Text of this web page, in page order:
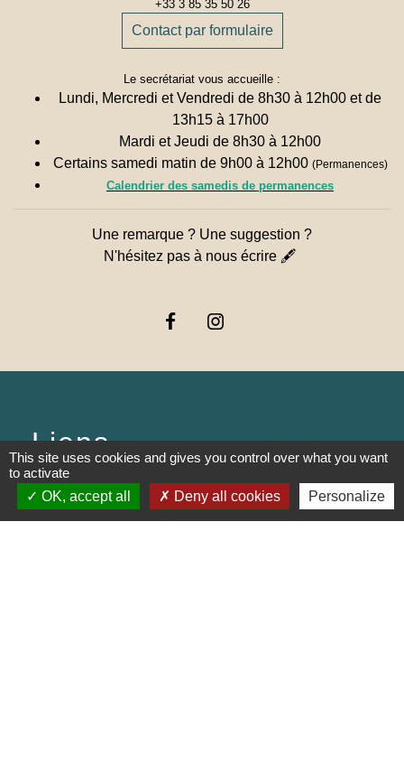
+33 3 85 35 50 26
Contact par formulaire
Le secrétariat vous accueille :
Lundi, Mercredi et Vendredi de 8h30 à 12h00 et de
13h15 à 17h00
Mardi et Jeudi de 8h30 à 12h00
Certains samedi matin de 9h00 à 12h00 (Permanences)
Calendrier des samedis de permanences
Une remarque ? Une suggestion ?
N'hésitez pas à nous écrire 🖋
Liens
PREFECTURE DE SAÔNE ET
LOIRE
This site uses cookies and gives you control over what you want
to activate
OK, accept all
Deny all cookies Personalize